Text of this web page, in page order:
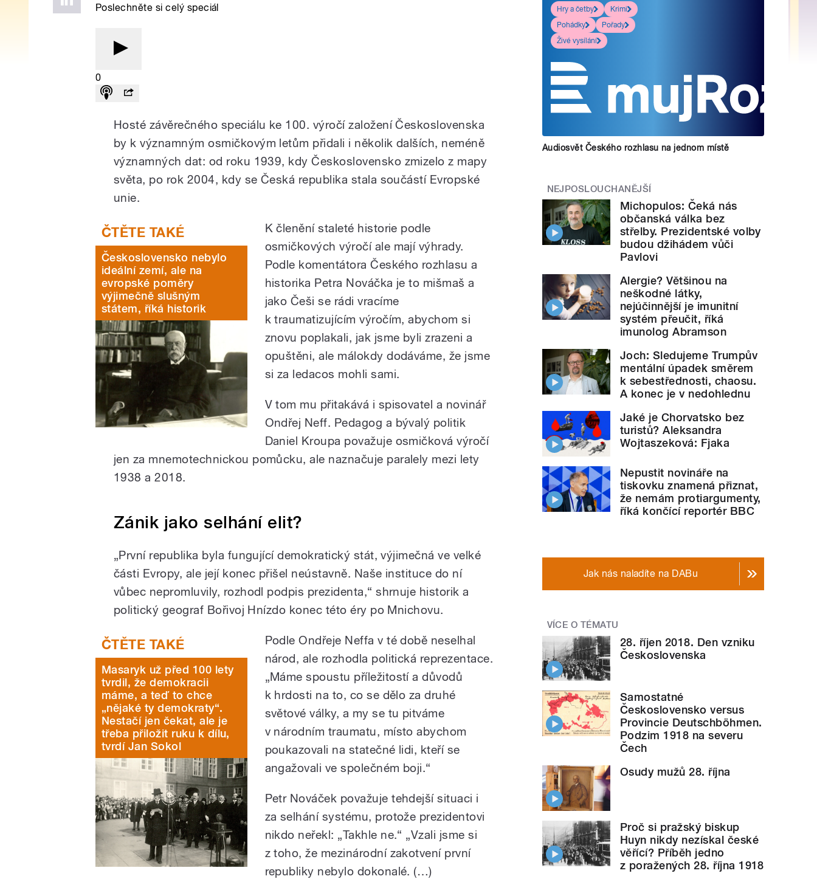
Poslechněte si celý speciál
0
Hosté závěrečného speciálu ke 100. výročí založení Československa
by k významným osmičkovým letům přidali i několik dalších, neméně
významných dat: od roku 1939, kdy Československo zmizelo z mapy
světa, po rok 2004, kdy se Česká republika stala součástí Evropské
unie.
Československo nebylo
ideální zemí, ale na
evropské poměry
výjimečně slušným
státem, říká historik
K členění staleté historie podle
osmičkových výročí ale mají výhrady.
Podle komentátora Českého rozhlasu a
historika Petra Nováčka je to mišmaš a
jako Češi se rádi vracíme
k traumatizujícím výročím, abychom si
znovu poplakali, jak jsme byli zrazeni a
opuštěni, ale málokdy dodáváme, že jsme
si za ledacos mohli sami.
V tom mu přitakává i spisovatel a novinář
Ondřej Neff. Pedagog a bývalý politik
Daniel Kroupa považuje osmičková výročí
jen za mnemotechnickou pomůcku, ale naznačuje paralely mezi lety
1938 a 2018.
Zánik jako selhání elit?
„První republika byla fungující demokratický stát, výjimečná ve velké
části Evropy, ale její konec přišel neústavně. Naše instituce do ní
vůbec nepromluvily, rozhodl podpis prezidenta,“ shrnuje historik a
politický geograf Bořivoj Hnízdo konec této éry po Mnichovu.
Masaryk už před 100 lety
tvrdil, že demokracii
máme, a teď to chce
„nějaké ty demokraty“.
Nestačí jen čekat, ale je
třeba přiložit ruku k dílu,
tvrdí Jan Sokol
Podle Ondřeje Neffa v té době neselhal
národ, ale rozhodla politická reprezentace.
„Máme spoustu příležitostí a důvodů
k hrdosti na to, co se dělo za druhé
světové války, a my se tu pitváme
v národním traumatu, místo abychom
poukazovali na statečné lidi, kteří se
angažovali ve společném boji.“
Petr Nováček považuje tehdejší situaci i
za selhání systému, protože prezidentovi
nikdo neřekl: „Takhle ne.“ „Vzali jsme si
z toho, že mezinárodní zakotvení první
republiky nebylo dokonalé. (…)
Hry a četby
Krimi
Pohádky
Pořady
Živé vysílání
Audiosvět Českého rozhlasu na jednom místě
NEJPOSLOUCHANĚJŠÍ
Michopulos: Čeká nás
občanská válka bez
střelby. Prezidentské volby
budou džihádem vůči
Pavlovi
Alergie? Většinou na
neškodné látky,
nejúčinnější je imunitní
systém přeučit, říká
imunolog Abramson
Joch: Sledujeme Trumpův
mentální úpadek směrem
k sebestřednosti, chaosu.
A konec je v nedohlednu
Jaké je Chorvatsko bez
turistů? Aleksandra
Wojtaszeková: Fjaka
Nepustit novináře na
tiskovku znamená přiznat,
že nemám protiargumenty,
říká končící reportér BBC
Jak nás naladíte na DABu
VÍCE O TÉMATU
28. říjen 2018. Den vzniku
Československa
Samostatné
Československo versus
Provincie Deutschböhmen.
Podzim 1918 na severu
Čech
Osudy mužů 28. října
Proč si pražský biskup
Huyn nikdy nezískal české
věřící? Příběh jedno
z poražených 28. října 1918